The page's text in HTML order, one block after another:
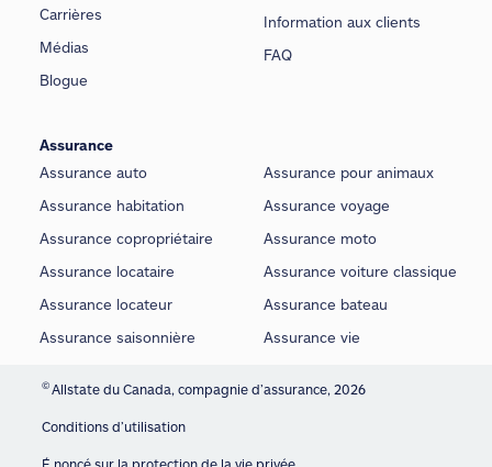
Carrières
Médias
Blogue
Information aux clients
FAQ
Assurance
Assurance auto
Assurance habitation
Assurance copropriétaire
Assurance locataire
Assurance locateur
Assurance saisonnière
Assurance pour animaux
Assurance voyage
Assurance moto
Assurance voiture classique
Assurance bateau
Assurance vie
©Allstate du Canada, compagnie d’assurance, 2026
Conditions d’utilisation
É noncé sur la protection de la vie privée